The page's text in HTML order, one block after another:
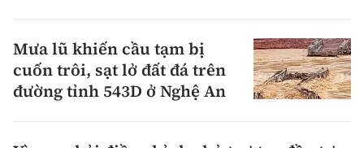
Mưa lũ khiến cầu tạm bị
cuốn trôi, sạt lở đất đá trên
đường tỉnh 543D ở Nghệ An